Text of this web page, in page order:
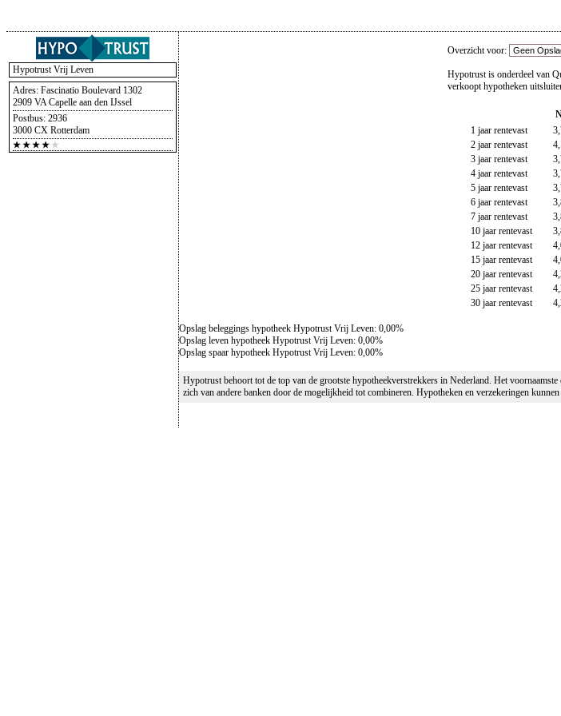
Hypotrust Vrij Leven
Adres: Fascinatio Boulevard 1302
2909 VA Capelle aan den IJssel
Postbus: 2936
3000 CX Rotterdam
Overzicht voor:
Hypotrust is onderdeel van
verkoopt hypotheken
1 jaar rentevast
2 jaar rentevast
3 jaar rentevast
4 jaar rentevast
5 jaar rentevast
6 jaar rentevast
7 jaar rentevast
10 jaar rentevast
12 jaar rentevast
15 jaar rentevast
20 jaar rentevast
25 jaar rentevast
30 jaar rentevast
Opslag beleggings hypotheek Hypotrust Vrij Leven: 0,00%
Opslag leven hypotheek Hypotrust Vrij Leven: 0,00%
Opslag spaar hypotheek Hypotrust Vrij Leven: 0,00%
Hypotrust behoort tot de top van de grootste hypotheekverstrekkers in Nederland. Het
zich van andere banken door de mogelijkheid tot combineren. Hypotheken en verzekeringen